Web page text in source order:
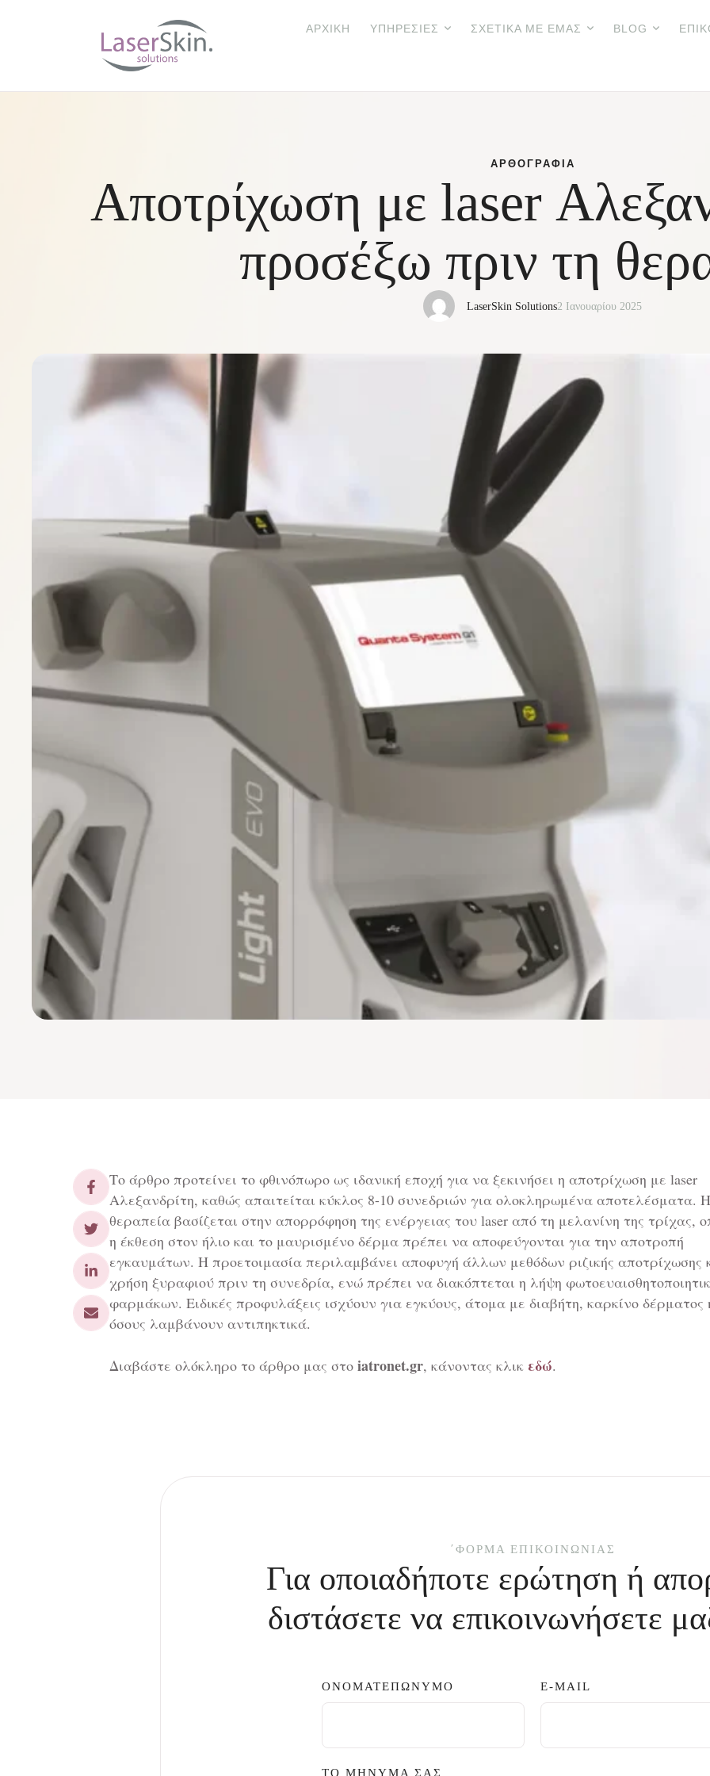
ΑΡΧΙΚΉ ΥΠΗΡΕΣΊΕΣ ΣΧΕΤΙΚΆ ΜΕ ΕΜΆΣ BLOG
ΑΡΘΟΓΡΑΦΊΑ
Αποτρίχωση με laser
προσέξω πριν τη
LaserSkin Solutions2 Ιανουαρίου 2025
Το άρθρο προτείνει το φθινόπωρο ως ιδανική εποχή για να ξεκινήσει η αποτρίχωση με laser
Αλεξανδρίτη, καθώς απαιτείται κύκλος 8-10 συνεδριών για ολοκληρωμένα αποτελέσματα. Η
θεραπεία βασίζεται στην απορρόφηση της ενέργειας του laser από τη μελανίνη της τρίχας,
η έκθεση στον ήλιο και το μαυρισμένο δέρμα πρέπει να αποφεύγονται για την αποτροπή
εγκαυμάτων. Η προετοιμασία περιλαμβάνει αποφυγή άλλων μεθόδων ριζικής αποτρίχωσης
χρήση ξυραφιού πριν τη συνεδρία, ενώ πρέπει να διακόπτεται η λήψη
φαρμάκων. Ειδικές προφυλάξεις ισχύουν για εγκύους, άτομα με διαβήτη, καρκίνο δέρματος
όσους λαμβάνουν αντιπηκτικά.
Διαβάστε ολόκληρο το άρθρο μας στο iatronet.gr, κάνοντας κλικ εδώ.
΄ΦΌΡΜΑ ΕΠΙΚΟΙΝΩΝΊΑΣ
Για οποιαδήποτε ερώτηση ή
διστάσετε να επικοινωνήσετε
ΟΝΟΜΑΤΕΠΏΝΥΜΟ E-MAIL
ΤΟ ΜΉΝΥΜΆ ΣΑΣ